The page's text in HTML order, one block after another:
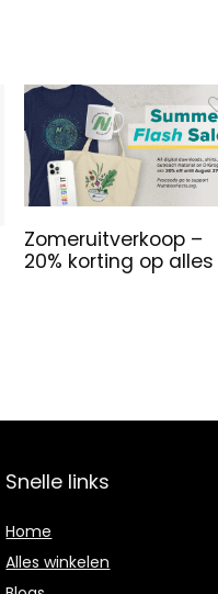
Zomeruitverkoop –
20% korting op alles
Snelle links
Home
Alles winkelen